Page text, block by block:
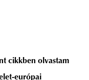
cikkben olvastam
európai